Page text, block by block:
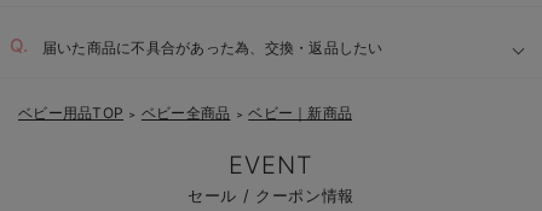
届いた商品に不具合があった為、交換・返品したい
ベビー用品TOP ＞ ベビー全商品 ＞ ベビー｜新商品
EVENT
セール / クーポン情報